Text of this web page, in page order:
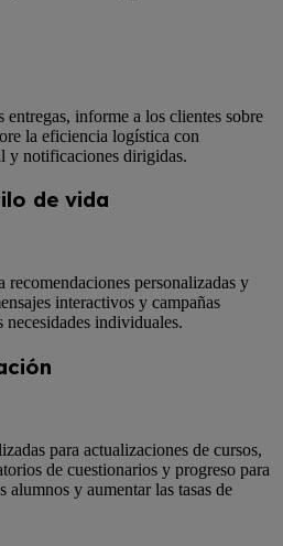
informe a los clientes sobre
la eficiencia logística con
y notificaciones dirigidas.
de vida
personalizadas y
interactivos y campañas
necesidades individuales.
para actualizaciones de cursos,
de cuestionarios y progreso para
y aumentar las tasas de